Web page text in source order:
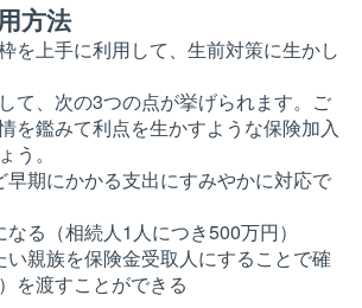
方法
を上手に利用して、生前対策に生かし
て、次の3つの点が挙げられます。ご
を鑑みて利点を生かすような保険加入
う。
早期にかかる支出にすみやかに対応で
なる（相続人1人につき500万円）
い親族を保険金受取人にすることで確
を渡すことができる